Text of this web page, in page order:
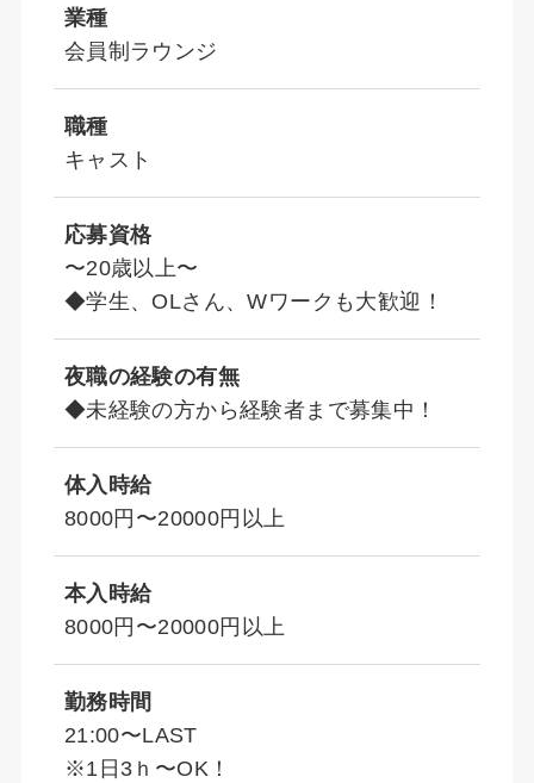
業種
会員制ラウンジ
職種
キャスト
応募資格
〜20歳以上〜
◆学生、OLさん、Wワークも大歓迎！
夜職の経験の有無
◆未経験の方から経験者まで募集中！
体入時給
8000円〜20000円以上
本入時給
8000円〜20000円以上
勤務時間
21:00〜LAST
※1日3ｈ〜OK！